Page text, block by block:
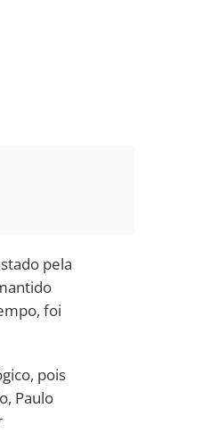
pela
foi
pois
Paulo